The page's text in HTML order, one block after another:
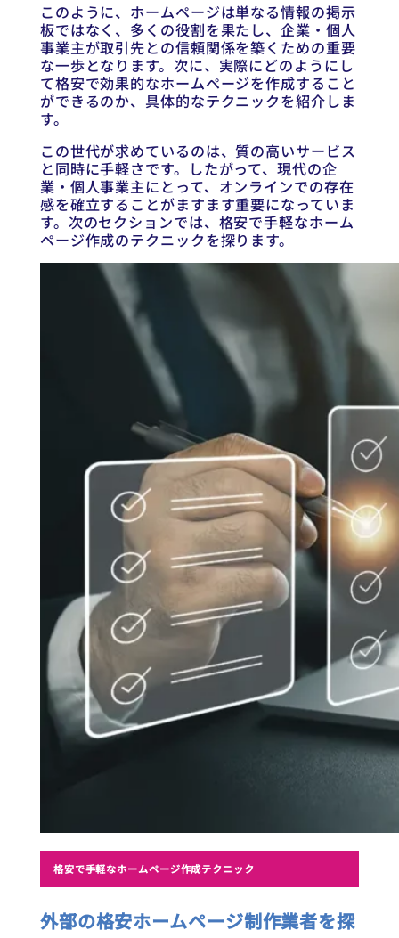
このように、ホームページは単なる情報の掲示
板ではなく、多くの役割を果たし、企業・個人
事業主が取引先との信頼関係を築くための重要
な一歩となります。次に、実際にどのようにし
て格安で効果的なホームページを作成すること
ができるのか、具体的なテクニックを紹介しま
す。
この世代が求めているのは、質の高いサービス
と同時に手軽さです。したがって、現代の企
業・個人事業主にとって、オンラインでの存在
感を確立することがますます重要になっていま
す。次のセクションでは、格安で手軽なホーム
ページ作成のテクニックを探ります。
格安で手軽なホームページ作成テクニック
外部の格安ホームページ制作業者を探